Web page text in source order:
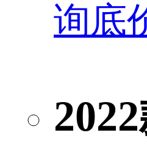
询底